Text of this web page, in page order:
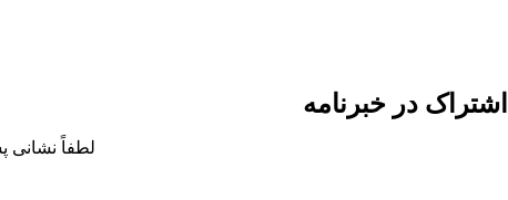
اشتراک در خبرنامه
لطفاً نشانی